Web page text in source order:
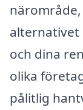
alternativet
och dina
olika
pålitlig